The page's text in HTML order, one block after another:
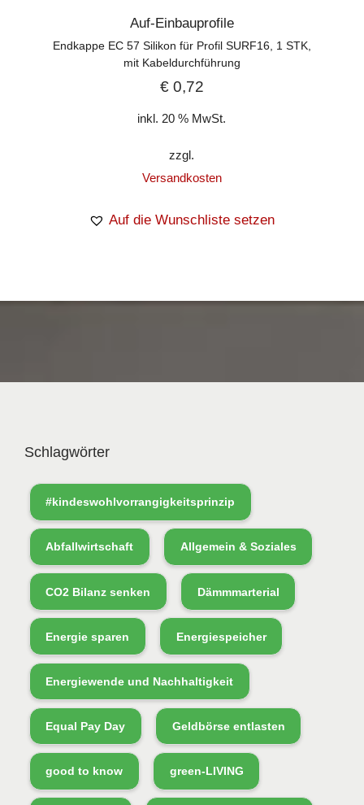
Auf-Einbauprofile
Endkappe EC 57 Silikon für Profil SURF16, 1 STK,
mit Kabeldurchführung
€0,72
inkl. 20 % MwSt.
zzgl.
Versandkosten
Auf die Wunschliste setzen
Schlagwörter
#kindeswohlvorrangigkeitsprinzip
Abfallwirtschaft Allgemein & Soziales
CO2 Bilanz senken Dämmmarterial
Energie sparen Energiespeicher
Energiewende und Nachhaltigkeit
Equal Pay Day Geldbörse entlasten
good to know green-LIVING